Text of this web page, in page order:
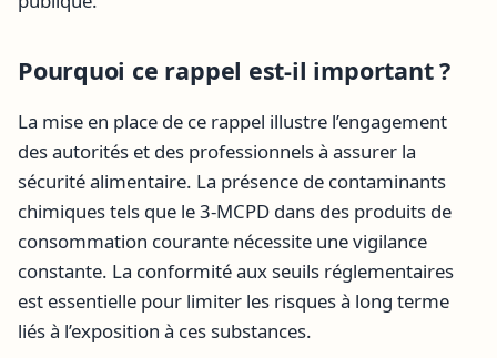
Pourquoi ce rappel est-il important ?
La mise en place de ce rappel illustre l’engagement
des autorités et des professionnels à assurer la
sécurité alimentaire. La présence de contaminants
chimiques tels que le 3-MCPD dans des produits de
consommation courante nécessite une vigilance
constante. La conformité aux seuils réglementaires
est essentielle pour limiter les risques à long terme
liés à l’exposition à ces substances.